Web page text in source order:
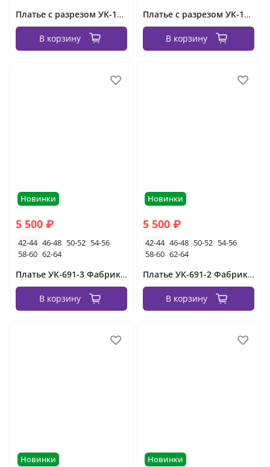
Платье с разрезом УК-1405-1 Фабрика Моды
В корзину
Платье с разрезом УК-1405 Фабрика Моды
В корзину
Новинки
5 500 ₽
42-44 46-48 50-52 54-56
58-60 62-64
Платье УК-691-3 Фабрика Моды
В корзину
Новинки
5 500 ₽
42-44 46-48 50-52 54-56
58-60 62-64
Платье УК-691-2 Фабрика Моды
В корзину
Новинки Новинки